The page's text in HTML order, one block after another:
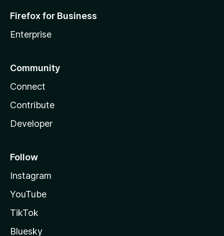
Firefox for Business
Enterprise
Community
Connect
Contribute
Developer
Follow
Instagram
YouTube
TikTok
Bluesky